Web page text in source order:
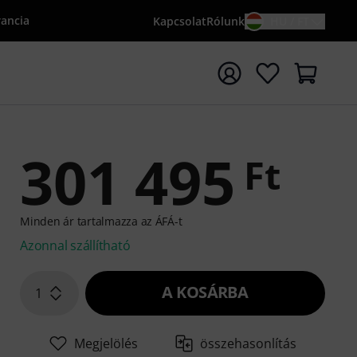
KapcsolatRólunk
indítása {searchTerm} keresőszóval
301 495 Ft
Minden ár tartalmazza az ÁFÁ-t
Azonnal szállítható
1 A KOSÁRBA
Megjelölés összehasonlítás